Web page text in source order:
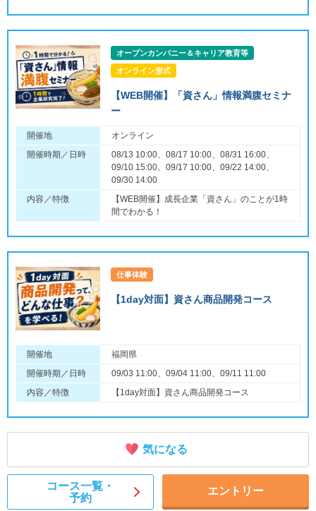
オープンカンパニー＆キャリア教育等
オンライン形式
【WEB開催】「資さん」情報満腹セミナ
ー
開催地
オンライン
開催時期／日時
08/13 10:00、08/17 10:00、08/31 16:00、
09/10 15:00、09/17 10:00、09/22 14:00、
09/30 14:00
内容／特徴
【WEB開催】成長企業「資さん」のことが1時
間でわかる！
仕事体験
【1day対面】資さん商品開発コース
開催地
福岡県
開催時期／日時
09/03 11:00、09/04 11:00、09/11 11:00
内容／特徴
【1day対面】資さん商品開発コース
気になる
コース一覧・
予約
エントリー